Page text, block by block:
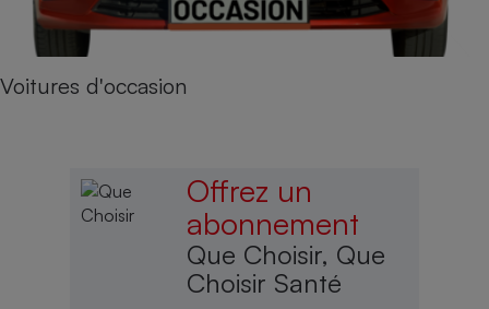
Voitures d'occasion
Offrez un
abonnement
Que Choisir, Que
Choisir Santé